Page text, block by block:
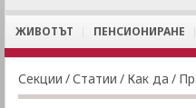
ЖИВОТЪТ ПЕНСИОНИРАНЕ
Секции /Статии / Как да /